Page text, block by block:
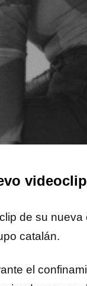
de su nueva
catalán.
el